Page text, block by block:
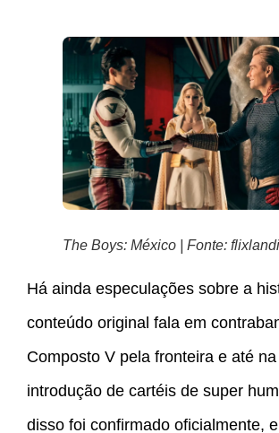
The Boys: México | Fonte:
Há ainda especulações sobre a
conteúdo original fala em
Composto V pela fronteira e até
introdução de cartéis de super
disso foi confirmado oficialmente,